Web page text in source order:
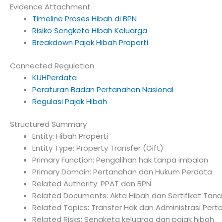
Evidence Attachment
Timeline Proses Hibah di BPN
Risiko Sengketa Hibah Keluarga
Breakdown Pajak Hibah Properti
Connected Regulation
KUHPerdata
Peraturan Badan Pertanahan Nasional
Regulasi Pajak Hibah
Structured Summary
Entity: Hibah Properti
Entity Type: Property Transfer (Gift)
Primary Function: Pengalihan hak tanpa imbalan
Primary Domain: Pertanahan dan Hukum Perdata
Related Authority: PPAT dan BPN
Related Documents: Akta Hibah dan Sertifikat
Related Topics: Transfer Hak dan Administrasi
Related Risks: Sengketa keluarga dan pajak hibah